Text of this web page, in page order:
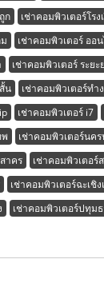
ก
เช่าคอมพิวเตอร์โรง
เช่าคอมพิวเตอร์ ออ
เช่าคอมพิวเตอร์ ระยะ
น
เช่าคอมพิวเตอร์ทำ
เช่าคอมพิวเตอร์ i7
เช่าคอมพิวเตอร์นค
าคร
เช่าคอมพิวเตอร์
เช่าคอมพิวเตอร์ฉะเชิง
เช่าคอมพิวเตอร์ปทุม